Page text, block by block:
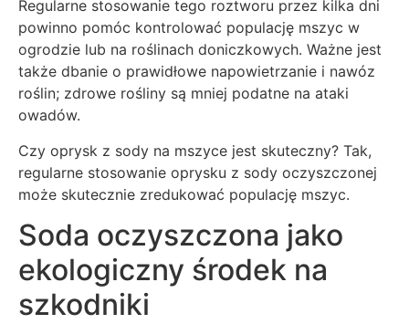
Regularne stosowanie tego roztworu przez kilka dni
powinno pomóc kontrolować populację mszyc w
ogrodzie lub na roślinach doniczkowych. Ważne jest
także dbanie o prawidłowe napowietrzanie i nawóz
roślin; zdrowe rośliny są mniej podatne na ataki
owadów.
Czy oprysk z sody na mszyce jest skuteczny? Tak,
regularne stosowanie oprysku z sody oczyszczonej
może skutecznie zredukować populację mszyc.
Soda oczyszczona jako
ekologiczny środek na
szkodniki